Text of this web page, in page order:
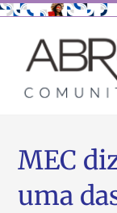
MEC
uma